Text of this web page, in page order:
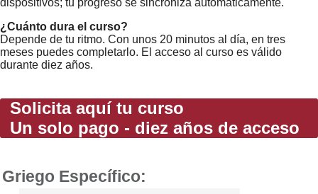
¿Cuánto dura el curso?
Depende de tu ritmo. Con unos 20 minutos al día, en tres
meses puedes completarlo. El acceso al curso es válido
durante diez años.
Solicita aquí tu curso
Un solo pago - diez años de acceso
Griego Específico: